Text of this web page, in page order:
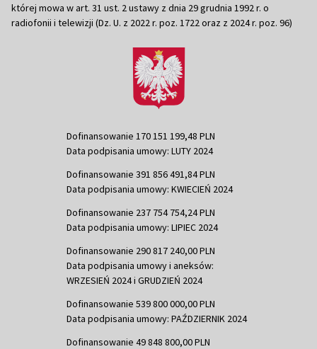
której mowa w art. 31 ust. 2 ustawy z dnia 29 grudnia 1992 r. o
radiofonii i telewizji (Dz. U. z 2022 r. poz. 1722 oraz z 2024 r. poz. 96)
Dofinansowanie 170 151 199,48 PLN
Data podpisania umowy: LUTY 2024
Dofinansowanie 391 856 491,84 PLN
Data podpisania umowy: KWIECIEŃ 2024
Dofinansowanie 237 754 754,24 PLN
Data podpisania umowy: LIPIEC 2024
Dofinansowanie 290 817 240,00 PLN
Data podpisania umowy i aneksów:
WRZESIEŃ 2024 i GRUDZIEŃ 2024
Dofinansowanie 539 800 000,00 PLN
Data podpisania umowy: PAŹDZIERNIK 2024
Dofinansowanie 49 848 800,00 PLN